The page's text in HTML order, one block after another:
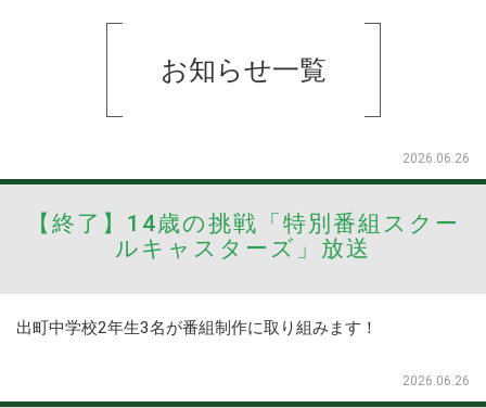
お知らせ一覧
2026.06.26
【終了】14歳の挑戦「特別番組スクー
ルキャスターズ」放送
出町中学校2年生3名が番組制作に取り組みます！
2026.06.26